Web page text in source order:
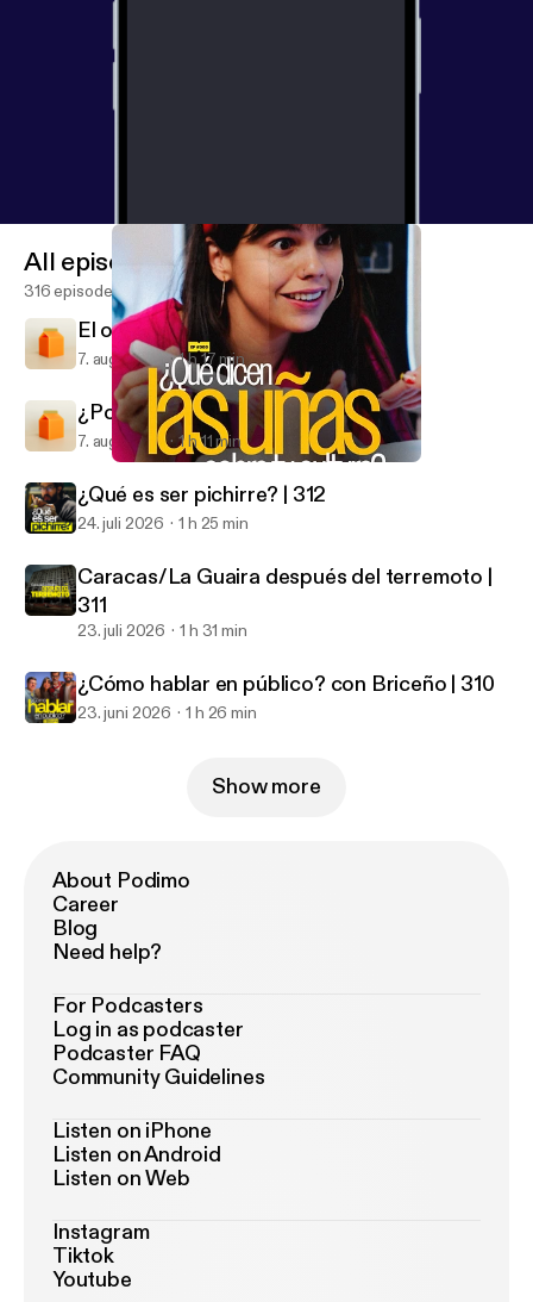
El Cuartico
All episodes
316 episodes
El origen de los apellidos | 314
7. aug. 2026 1 h 17 min
¿Por qué existen los mitos? | 313
7. aug. 2026 1 h 11 min
¿Qué es ser pichirre? | 312
24. juli 2026 1 h 25 min
Caracas/La Guaira después del terremoto |
311
23. juli 2026 1 h 31 min
¿Cómo hablar en público? con Briceño | 310
23. juni 2026 1 h 26 min
Show more
About Podimo
Career
Blog
Need help?
For Podcasters
Log in as podcaster
Podcaster FAQ
Community Guidelines
Listen on iPhone
Listen on Android
Listen on Web
Instagram
Tiktok
Youtube